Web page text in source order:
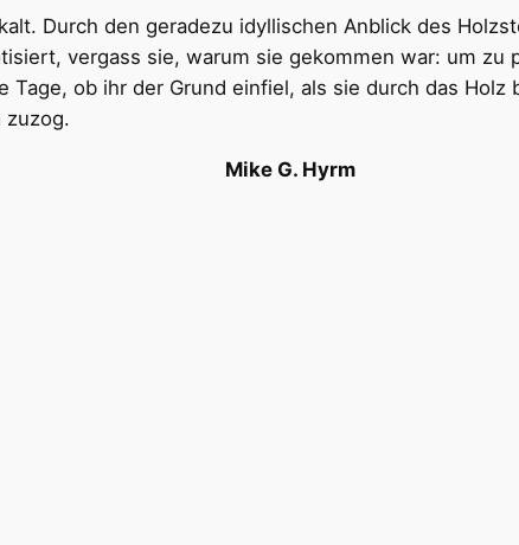
Durch den geradezu idyllischen Anblick des
vergass sie, warum sie gekommen war: um zu
Tage, ob ihr der Grund einfiel, als sie durch das
zuzog.
Mike G. Hyrm